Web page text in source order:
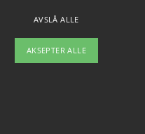
AVSLÅ ALLE
AKSEPTER ALLE